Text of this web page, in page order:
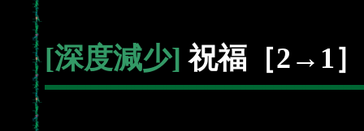
[深度減少]祝福［2→1］